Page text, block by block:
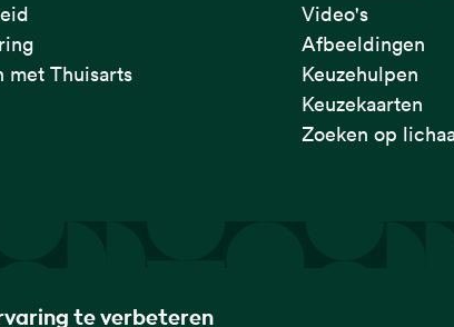
te verbeteren
met Thuisarts
Video's
Afbeeldingen
Keuzehulpen
Keuzekaarten
Zoeken op